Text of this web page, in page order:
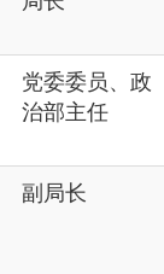
党委委员、政
治部主任
副局长